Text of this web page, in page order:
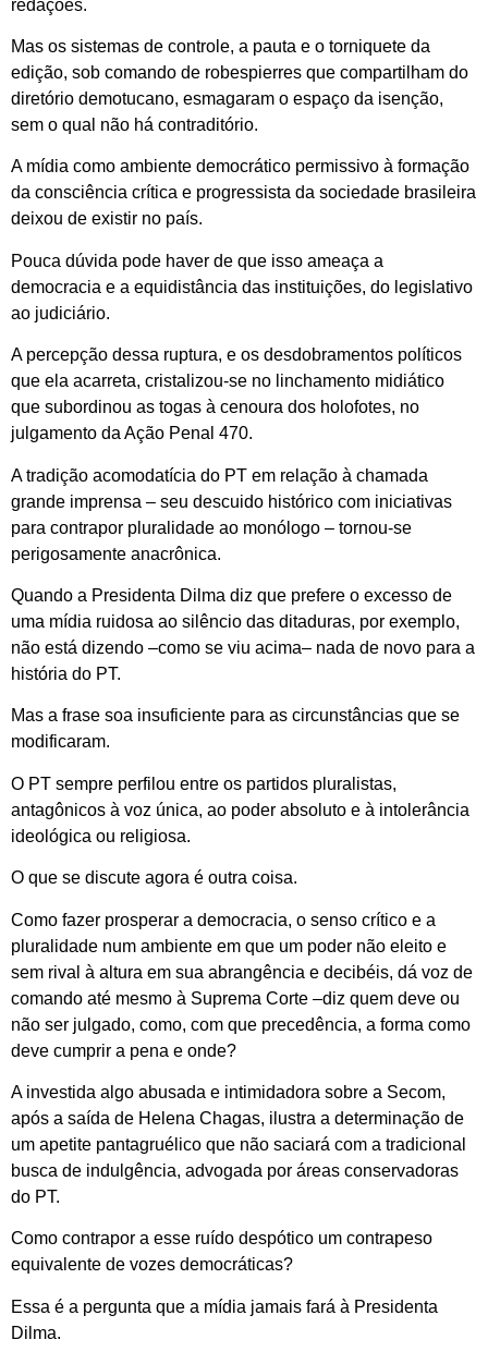
redações.
Mas os sistemas de controle, a pauta e o torniquete da
edição, sob comando de robespierres que compartilham do
diretório demotucano, esmagaram o espaço da isenção,
sem o qual não há contraditório.
A mídia como ambiente democrático permissivo à formação
da consciência crítica e progressista da sociedade brasileira
deixou de existir no país.
Pouca dúvida pode haver de que isso ameaça a
democracia e a equidistância das instituições, do legislativo
ao judiciário.
A percepção dessa ruptura, e os desdobramentos políticos
que ela acarreta, cristalizou-se no linchamento midiático
que subordinou as togas à cenoura dos holofotes, no
julgamento da Ação Penal 470.
A tradição acomodatícia do PT em relação à chamada
grande imprensa – seu descuido histórico com iniciativas
para contrapor pluralidade ao monólogo – tornou-se
perigosamente anacrônica.
Quando a Presidenta Dilma diz que prefere o excesso de
uma mídia ruidosa ao silêncio das ditaduras, por exemplo,
não está dizendo –como se viu acima– nada de novo para a
história do PT.
Mas a frase soa insuficiente para as circunstâncias que se
modificaram.
O PT sempre perfilou entre os partidos pluralistas,
antagônicos à voz única, ao poder absoluto e à intolerância
ideológica ou religiosa.
O que se discute agora é outra coisa.
Como fazer prosperar a democracia, o senso crítico e a
pluralidade num ambiente em que um poder não eleito e
sem rival à altura em sua abrangência e decibéis, dá voz de
comando até mesmo à Suprema Corte –diz quem deve ou
não ser julgado, como, com que precedência, a forma como
deve cumprir a pena e onde?
A investida algo abusada e intimidadora sobre a Secom,
após a saída de Helena Chagas, ilustra a determinação de
um apetite pantagruélico que não saciará com a tradicional
busca de indulgência, advogada por áreas conservadoras
do PT.
Como contrapor a esse ruído despótico um contrapeso
equivalente de vozes democráticas?
Essa é a pergunta que a mídia jamais fará à Presidenta
Dilma.